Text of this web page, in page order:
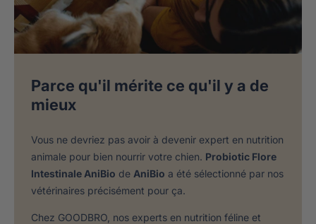
Parce qu'il mérite ce qu'il y a de
mieux
Vous ne devriez pas avoir à devenir expert en nutrition
animale pour bien nourrir votre chien. Probiotic Flore
Intestinale AniBio de AniBio a été sélectionné par nos
vétérinaires précisément pour ça.
Chez GOODBRO, nos experts en nutrition féline et